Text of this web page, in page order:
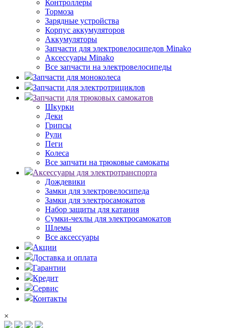
Контроллеры
Тормоза
Зарядные устройства
Корпус аккумуляторов
Аккумуляторы
Запчасти для электровелосипедов Minako
Аксессуары Minako
Все запчасти на электровелосипеды
Запчасти для моноколеса
Запчасти для электротрициклов
Запчасти для трюковых самокатов
Шкурки
Деки
Грипсы
Рули
Пеги
Колеса
Все запчати на трюковые самокаты
Аксессуары для электротранспорта
Дождевики
Замки для электровелосипеда
Замки для электросамокатов
Набор защиты для катания
Сумки-чехлы для электросамокатов
Шлемы
Все аксессуары
Акции
Доставка и оплата
Гарантии
Кредит
Сервис
Контакты
×